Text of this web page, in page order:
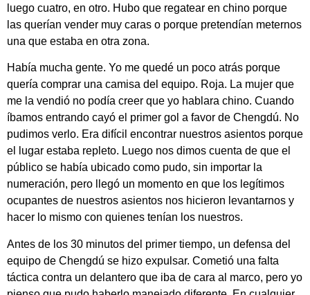
luego cuatro, en otro. Hubo que regatear en chino porque
las querían vender muy caras o porque pretendían meternos
una que estaba en otra zona.
Había mucha gente. Yo me quedé un poco atrás porque
quería comprar una camisa del equipo. Roja. La mujer que
me la vendió no podía creer que yo hablara chino. Cuando
íbamos entrando cayó el primer gol a favor de Chengdú. No
pudimos verlo. Era difícil encontrar nuestros asientos porque
el lugar estaba repleto. Luego nos dimos cuenta de que el
público se había ubicado como pudo, sin importar la
numeración, pero llegó un momento en que los legítimos
ocupantes de nuestros asientos nos hicieron levantarnos y
hacer lo mismo con quienes tenían los nuestros.
Antes de los 30 minutos del primer tiempo, un defensa del
equipo de Chengdú se hizo expulsar. Cometió una falta
táctica contra un delantero que iba de cara al marco, pero yo